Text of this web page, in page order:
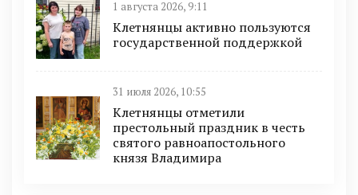
1 августа 2026, 9:11
Клетнянцы активно пользуются
государственной поддержкой
31 июля 2026, 10:55
Клетнянцы отметили
престольный праздник в честь
святого равноапостольного
князя Владимира